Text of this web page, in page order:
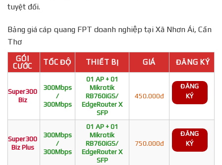
tuyệt đối.
Bảng giá cáp quang FPT doanh nghiệp tại Xã Nhơn Ái, Cần
Thơ
GÓI
CƯỚC
TỐC ĐỘ THIẾT BỊ GIÁ ĐĂNG KÝ
Super300
Biz
300Mbps
/
300Mbps
01 AP + 01
Mikrotik
RB760iGS/
EdgeRouter X
SFP
450.000đ
ĐĂNG
KÝ
Super300
Biz Plus
300Mbps
/
300Mbps
01 AP + 01
Mikrotik
RB760iGS/
EdgeRouter X
SFP
750.000đ
ĐĂNG
KÝ